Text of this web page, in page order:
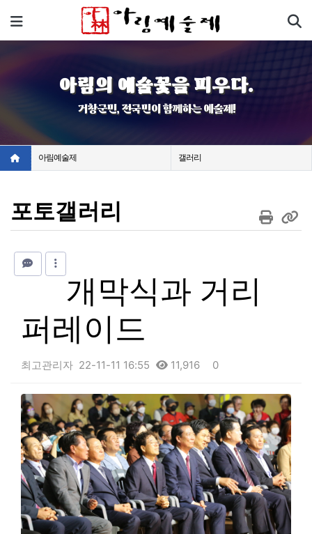
메뉴
아림의 예술꽃을 피우다.
거창군민, 전국민이 함께하는 예술제!
아림예술제 갤러리
포토갤러리
개막식과 거리
퍼레이드
최고관리자 22-11-11 16:55 11,916 0
본문